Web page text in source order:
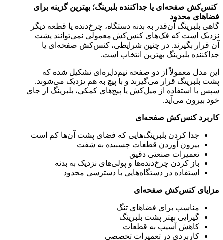
کنس‌کش صفحه‌ای یا جداکننده بلبرینگ؛ بهترین گزینه برای
فضاهای محدود
گاهی بلبرینگ آن‌قدر به بدنه دستگاه، چرخ‌دنده یا قطعه دیگر
نزدیک است که فک‌های کنس‌کش معمولی نمی‌توانند پشت
آن قرار بگیرند. در چنین شرایطی، کنس‌کش صفحه‌ای یا
جداکننده بلبرینگ بهترین انتخاب است.
این مدل معمولاً از دو صفحه نیم‌دایره‌ای تشکیل شده که
پشت بلبرینگ قرار می‌گیرند و با پیچ به هم نزدیک می‌شوند.
سپس با استفاده از میل‌کش یا پیچ‌های کمکی، بلبرینگ از جای
خود بیرون می‌آید.
کاربرد کنس‌کش صفحه‌ای
جدا کردن بلبرینگ‌هایی که فضای پشت آن‌ها کم است
بیرون آوردن قطعات چسبیده به شفت
تعمیرات صنعتی دقیق
باز کردن چرخ‌دنده‌ها و پولی‌های نزدیک به بدنه
استفاده در دستگاه‌هایی با دسترسی محدود
مزایای کنس‌کش صفحه‌ای
مناسب برای فضاهای تنگ
گیرایی بهتر پشت بلبرینگ
کاهش آسیب به قطعات
کاربردی در تعمیرات تخصصی